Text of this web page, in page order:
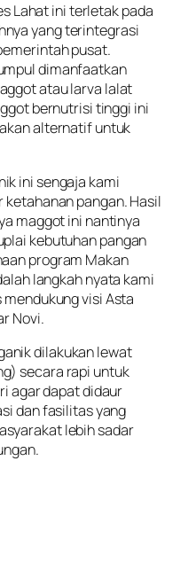
Lahat ini terletak pada
yang terintegrasi
pusat.
dimanfaatkan
atau larva lalat
bernutrisi tinggi ini
alternatif untuk
ini sengaja kami
pangan. Hasil
maggot ini nantinya
kebutuhan pangan
program Makan
langkah nyata kami
visi Asta
Novi.
dilakukan lewat
secara rapi untuk
agar dapat didaur
dan fasilitas yang
lebih sadar